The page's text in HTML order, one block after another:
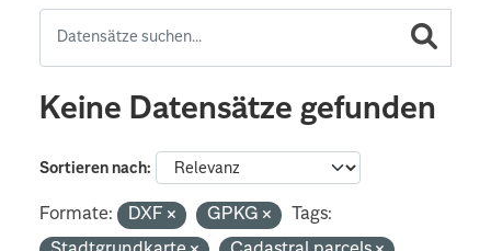
Keine Datensätze gefunden
Sortieren nach
Formate: DXF GPKG
Tags: